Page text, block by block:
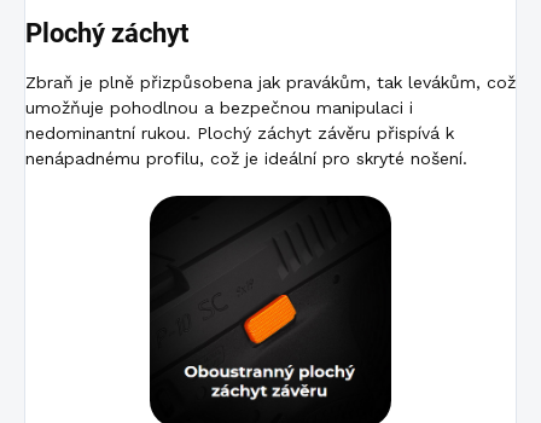
Plochý záchyt
Zbraň je plně přizpůsobena jak pravákům, tak levákům, což
umožňuje pohodlnou a bezpečnou manipulaci i
nedominantní rukou. Plochý záchyt závěru přispívá k
nenápadnému profilu, což je ideální pro skryté nošení.